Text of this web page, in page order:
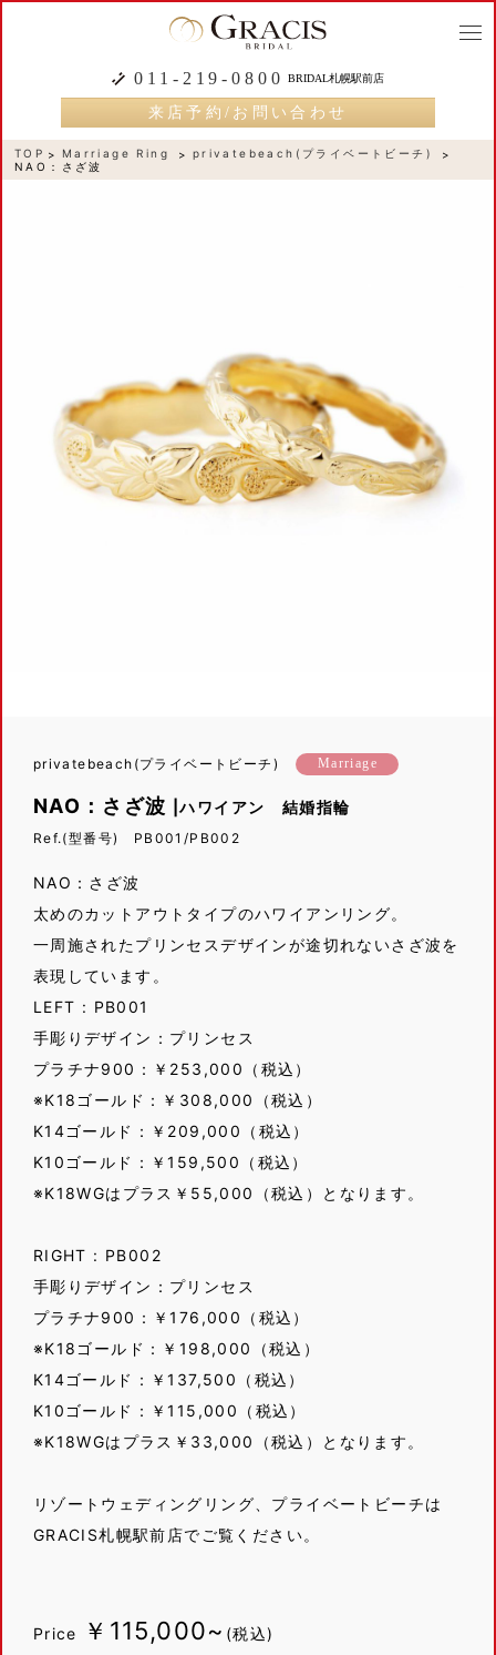
011-219-0800 BRIDAL札幌駅前店
来店予約/お問い合わせ
TOP Marriage Ring
privatebeach(プライベートビーチ)
NAO：さざ波
privatebeach(プライベートビーチ) Marriage
NAO：さざ波 |ハワイアン 結婚指輪
Ref.(型番号) PB001/PB002
NAO：さざ波
太めのカットアウトタイプのハワイアンリング。
一周施されたプリンセスデザインが途切れないさざ波を
表現しています。
LEFT : PB001
手彫りデザイン：プリンセス
プラチナ900：￥253,000（税込）
※K18ゴールド：￥308,000（税込）
K14ゴールド：￥209,000（税込）
K10ゴールド：￥159,500（税込）
※K18WGはプラス￥55,000（税込）となります。
RIGHT : PB002
手彫りデザイン：プリンセス
プラチナ900：￥176,000（税込）
※K18ゴールド：￥198,000（税込）
K14ゴールド：￥137,500（税込）
K10ゴールド：￥115,000（税込）
※K18WGはプラス￥33,000（税込）となります。
リゾートウェディングリング、プライベートビーチは
GRACIS札幌駅前店でご覧ください。
Price ￥115,000~ (税込)